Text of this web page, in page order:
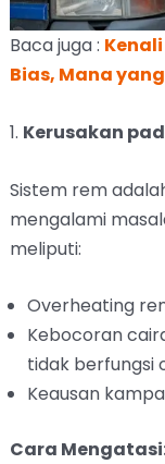
Baca juga :
Bias, Mana
1. Kerusakan
Sistem rem
mengalami
meliputi:
Overheating
Kebocoran
tidak berfungsi
Keausan
Cara